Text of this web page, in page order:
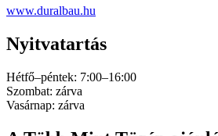
www.duralbau.hu
Nyitvatartás
Hétfő–péntek: 7:00–16:00
Szombat: zárva
Vasárnap: zárva